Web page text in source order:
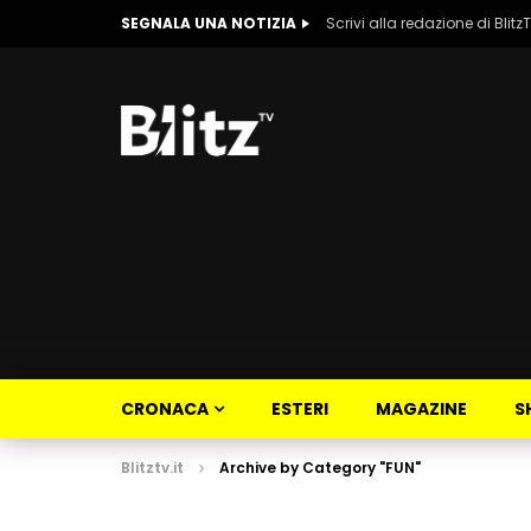
SEGNALA UNA NOTIZIA Scrivi alla redazione di
CRONACA ESTERI MAGAZINE
Blitztv.it Archive by Category "FUN"